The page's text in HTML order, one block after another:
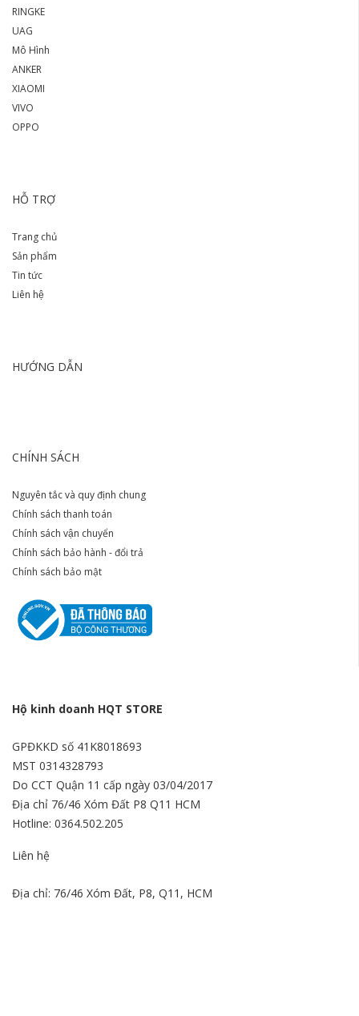
RINGKE
UAG
Mô Hình
ANKER
XIAOMI
VIVO
OPPO
HỖ TRỢ
Trang chủ
Sản phẩm
Tin tức
Liên hệ
HƯỚNG DẪN
CHÍNH SÁCH
Nguyên tắc và quy định chung
Chính sách thanh toán
Chính sách vận chuyển
Chính sách bảo hành - đổi trả
Chính sách bảo mật
Hộ kinh doanh HQT STORE
GPĐKKD số 41K8018693
MST 0314328793
Do CCT Quận 11 cấp ngày 03/04/2017
Địa chỉ 76/46 Xóm Đất P8 Q11 HCM
Hotline: 0364.502.205
Liên hệ
Địa chỉ: 76/46 Xóm Đất, P8, Q11, HCM